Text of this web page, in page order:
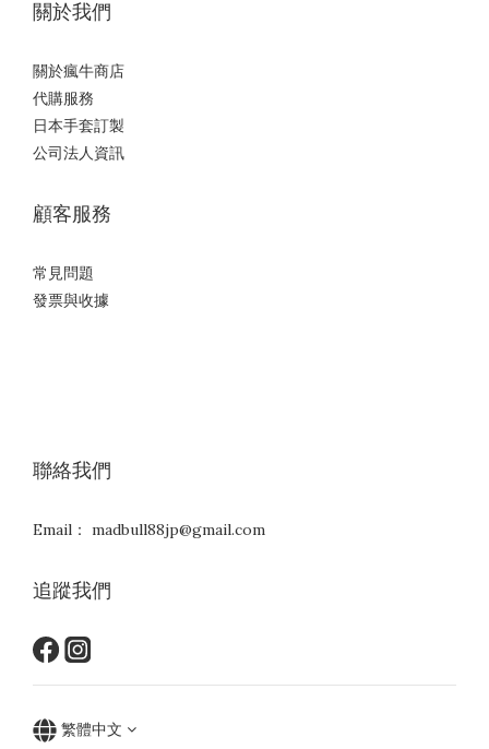
關於我們
關於瘋牛商店
代購服務
日本手套訂製
公司法人資訊
顧客服務
常見問題
發票與收據
聯絡我們
Email： madbull88jp@gmail.com
追蹤我們
繁體中文